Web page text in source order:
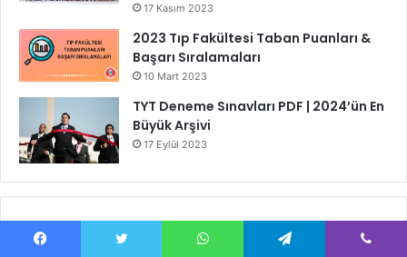
17 Kasım 2023
2023 Tıp Fakültesi Taban Puanları &
Başarı Sıralamaları
10 Mart 2023
TYT Deneme Sınavları PDF | 2024’ün En
Büyük Arşivi
17 Eylül 2023